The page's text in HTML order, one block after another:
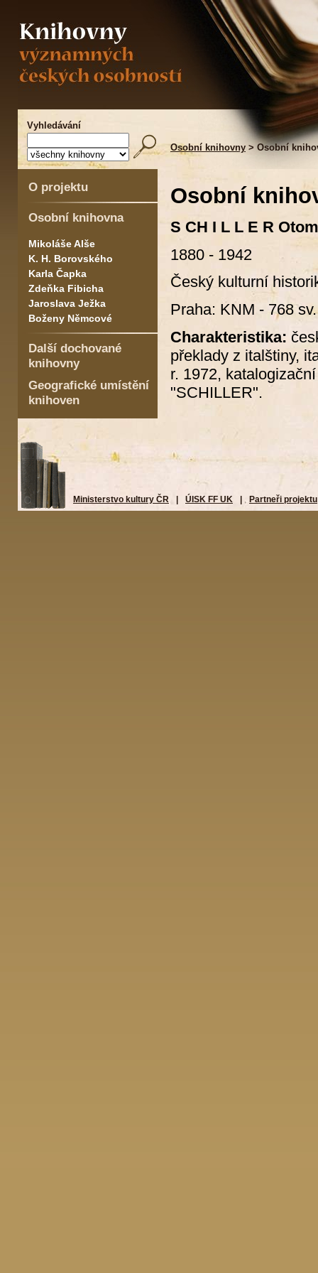
Vyhledávání
Osobní knihovny > Osobní
O projektu
Osobní knihovna
Mikoláše Alše
K. H. Borovského
Karla Čapka
Zdeňka Fibicha
Jaroslava Ježka
Boženy Němcové
Další dochované
knihovny
Geografické umístění
knihoven
Osobní
S CH I L L E R
1880 - 1942
Český kulturní
Praha: KNM - 768 sv.
Charakteristika:
překlady z italštiny,
r. 1972,
"SCHILLER".
Ministerstvo kultury ČR ÚISK FF UK Partneři projektu